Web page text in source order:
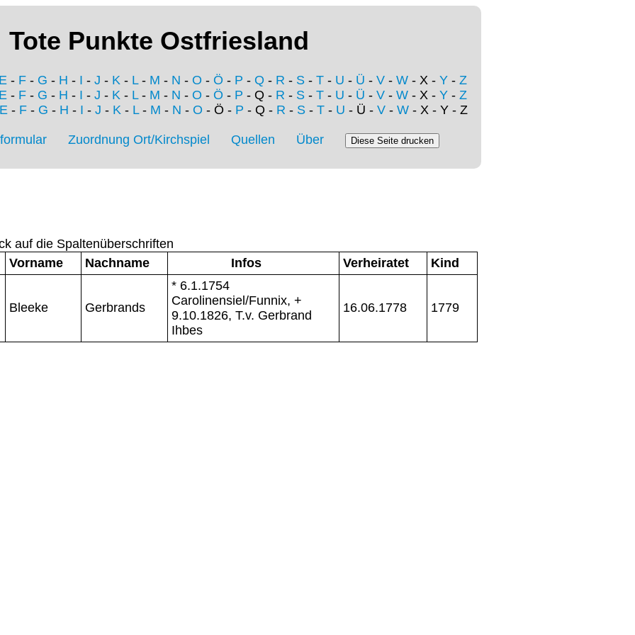
Tote Punkte Ostfriesland
- F - G - H - I - J - K - L- M - N - O - Ö - P - Q - R - S - T - U - Ü - V - W - X - Y - Z
- F - G - H - I - J - K - L- M - N - O - Ö - P - Q - R - S - T - U - Ü - V - W - X - Y - Z
- F- G - H - I - J - K- L- M - N - O - Ö - P - Q - R - S- T- U - Ü - V- W- X - Y - Z
Zuordnung Ort/Kirchspiel Quellen Über
auf die Spaltenüberschriften
Vorname
Nachname Infos Verheiratet Kind
Bleeke Gerbrands
* 6.1.1754
Carolinensiel/Funnix, +
9.10.1826, T.v. Gerbrand
Ihbes
16.06.1778 1779